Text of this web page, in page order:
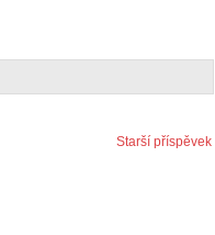
Starší příspěvek